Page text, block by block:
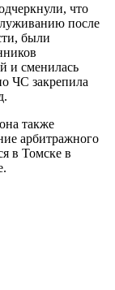
что
после
были
и сменилась
ЧС закрепила
также
арбитражного
в Томске в